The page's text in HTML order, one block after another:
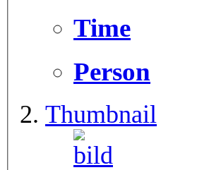
Time
Person
Thumbnail